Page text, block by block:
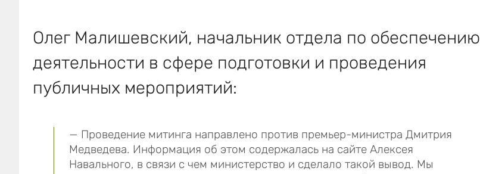
Олег Малишевский, начальник отдела по обеспечению
деятельности в сфере подготовки и проведения
публичных мероприятий:
— Проведение митинга направлено против премьер-министра Дмитрия
Медведева. Информация об этом содержалась на сайте Алексея
Навального, в связи с чем министерство и сделало такой вывод. Мы